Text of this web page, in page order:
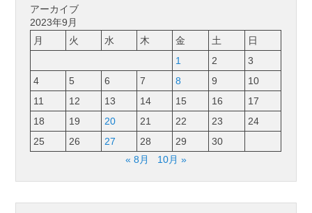
アーカイブ
2023年9月
月
火 水 木 金 土
日
1
2
3
4
5 6 7 8 9
10
11
12 13 14 15 16
17
18
19 20 21 22 23
24
25
26 27 28 29
30
« 8月
10月 »